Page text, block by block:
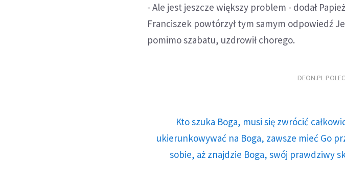
- Ale jest jeszcze większy problem - dodał
Franciszek powtórzył tym samym odpowiedź
pomimo szabatu, uzdrowił chorego.
DEON.PL
Kto szuka Boga, musi się zwrócić
ukierunkowywać na Boga, zawsze mieć Go
sobie, aż znajdzie Boga, swój prawdziwy